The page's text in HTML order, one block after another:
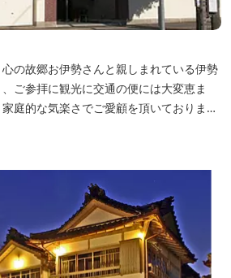
の故郷お伊勢さんと親しまれている伊勢
ご参拝に観光に交通の便には大変恵ま
庭的な気楽さでご愛顧を頂いておりま